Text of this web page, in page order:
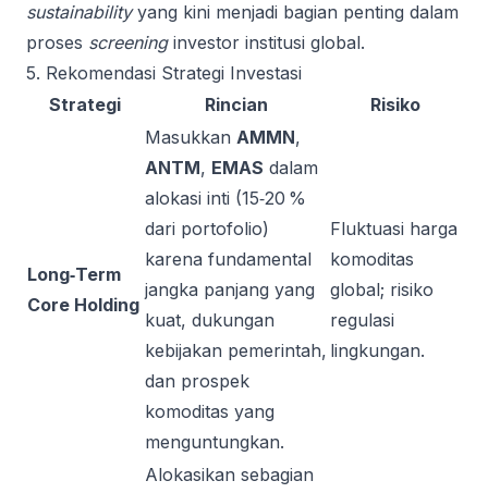
sustainabilityyang kini menjadi bagian penting dalam
proses screeninginvestor institusi global.
5. Rekomendasi Strategi Investasi
Strategi
Rincian Risiko
Long‑Term
Core Holding
Masukkan AMMN,
ANTM, EMAS dalam
alokasi inti (15‑20 %
dari portofolio)
karena fundamental
jangka panjang yang
kuat, dukungan
kebijakan pemerintah,
dan prospek
komoditas yang
menguntungkan.
Fluktuasi harga
komoditas
global; risiko
regulasi
lingkungan.
Alokasikan sebagian